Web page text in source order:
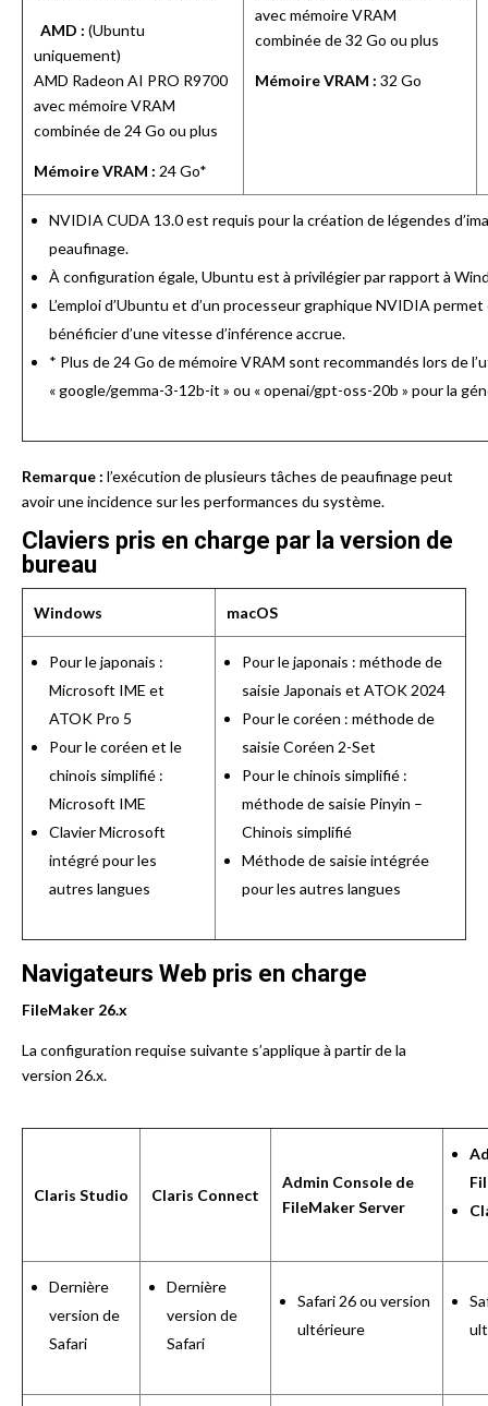
AMD : (Ubuntu
uniquement)
AMD Radeon AI PRO R9700
avec mémoire VRAM
combinée de 24 Go ou plus
Mémoire VRAM : 24 Go*
avec mémoire VRAM
combinée de 32 Go ou plus
Mémoire VRAM : 32 Go
NVIDIA CUDA 13.0 est requis pour la création de légendes
peaufinage.
À configuration égale, Ubuntu est à privilégier par rapport à
L’emploi d’Ubuntu et d’un processeur graphique NVIDIA
bénéficier d’une vitesse d’inférence accrue.
* Plus de 24 Go de mémoire VRAM sont recommandés lors de
« google/gemma-3-12b-it » ou « openai/gpt-oss-20b » pour la
Remarque : l’exécution de plusieurs tâches de peaufinage peut
avoir une incidence sur les performances du système.
Claviers pris en charge par la version de
bureau
Windows macOS
Pour le japonais :
Microsoft IME et
ATOK Pro 5
Pour le coréen et le
chinois simplifié :
Microsoft IME
Clavier Microsoft
intégré pour les
autres langues
Pour le japonais : méthode de
saisie Japonais et ATOK 2024
Pour le coréen : méthode de
saisie Coréen 2-Set
Pour le chinois simplifié :
méthode de saisie Pinyin –
Chinois simplifié
Méthode de saisie intégrée
pour les autres langues
Navigateurs Web pris en charge
FileMaker 26.x
La configuration requise suivante s’applique à partir de la
version 26.x.
Claris Studio Claris Connect
Admin Console de
FileMaker Server
Dernière
version de
Safari
Dernière
version de
Safari
Safari 26 ou version
ultérieure